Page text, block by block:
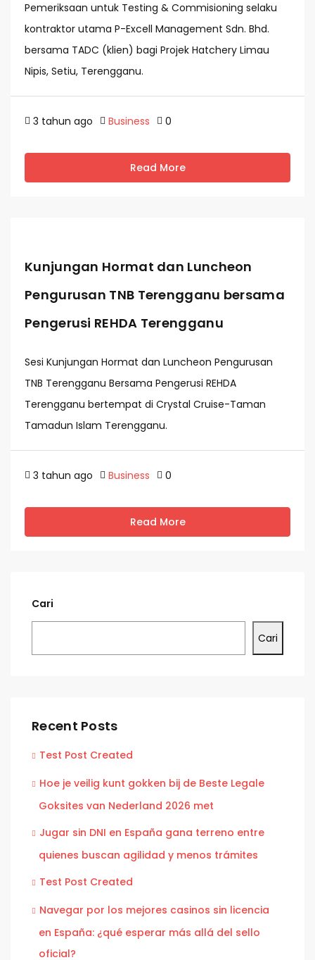
Pemeriksaan untuk Testing & Commisioning selaku
kontraktor utama P-Excell Management Sdn. Bhd.
bersama TADC (klien) bagi Projek Hatchery Limau
Nipis, Setiu, Terengganu.
3 tahun ago Business 0
Read More
Kunjungan Hormat dan Luncheon
Pengurusan TNB Terengganu bersama
Pengerusi REHDA Terengganu
Sesi Kunjungan Hormat dan Luncheon Pengurusan
TNB Terengganu Bersama Pengerusi REHDA
Terengganu bertempat di Crystal Cruise-Taman
Tamadun Islam Terengganu.
3 tahun ago Business 0
Read More
Cari
Cari
Recent Posts
Test Post Created
Hoe je veilig kunt gokken bij de Beste Legale
Goksites van Nederland 2026 met
Jugar sin DNI en España gana terreno entre
quienes buscan agilidad y menos trámites
Test Post Created
Navegar por los mejores casinos sin licencia
en España: ¿qué esperar más allá del sello
oficial?